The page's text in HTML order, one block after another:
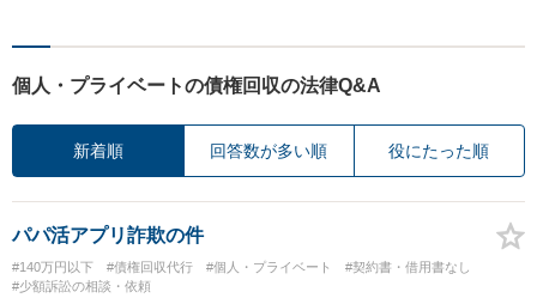
個人・プライベートの債権回収の法律Q&A
新着順 回答数が多い順 役にたった順
パパ活アプリ詐欺の件
#140万円以下 #債権回収代行 #個人・プライベート
#契約書・借用書なし
#少額訴訟の相談・依頼